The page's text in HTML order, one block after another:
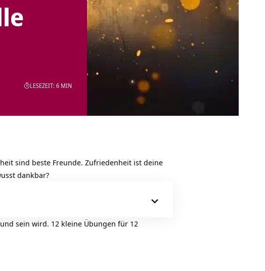
LESEZEIT: 6 MIN
sind beste Freunde. Zufriedenheit ist deine
dankbar?
sein wird. 12 kleine Übungen für 12